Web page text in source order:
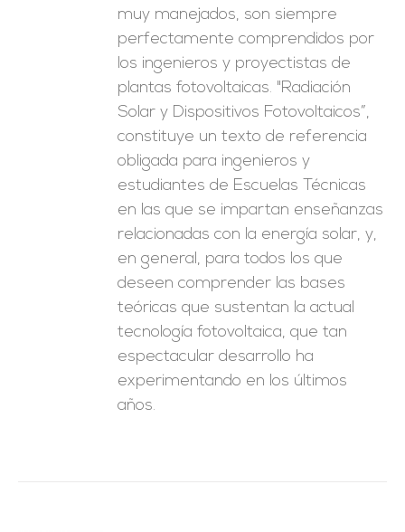
muy manejados, son siempre
perfectamente comprendidos por
los ingenieros y proyectistas de
plantas fotovoltaicas. "Radiación
Solar y Dispositivos Fotovoltaicos”,
constituye un texto de referencia
obligada para ingenieros y
estudiantes de Escuelas Técnicas
en las que se impartan enseñanzas
relacionadas con la energía solar, y,
en general, para todos los que
deseen comprender las bases
teóricas que sustentan la actual
tecnología fotovoltaica, que tan
espectacular desarrollo ha
experimentando en los últimos
años.